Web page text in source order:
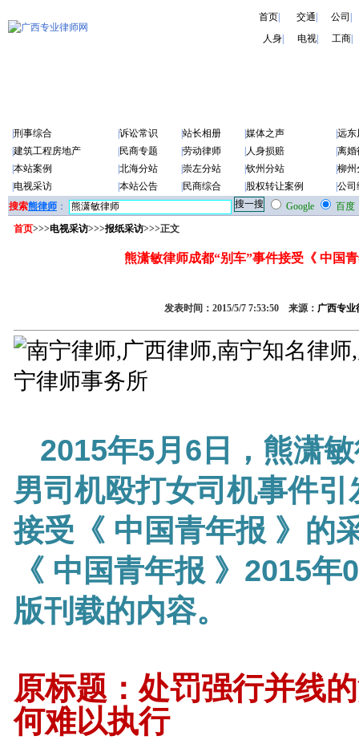
首页| 交通 公司
人身
电视 工商
刑事综合 诉讼常识 站长相册 媒体之声
远东
建筑工程房地产 民商专题 劳动律师 人身损赔
离婚
本站案例 北海分站 崇左分站 钦州分站
柳州
电视采访 本站公告 民商综合 股权转让案例
公司
搜索熊律师 ： Google
百度
首页>>>电视采访>>>报纸采访>>>正文
熊潇敏律师成都“别车”事件接受《 中国
发表时间：2015/5/7 7:53:50 来源： 广西专业
2015年5月6日，熊潇
男司机殴打女司机事件
接受《 中国青年报 》的
《 中国青年报 》2015年
版刊载的内容。
原标题：处罚强行并线
何难以执行